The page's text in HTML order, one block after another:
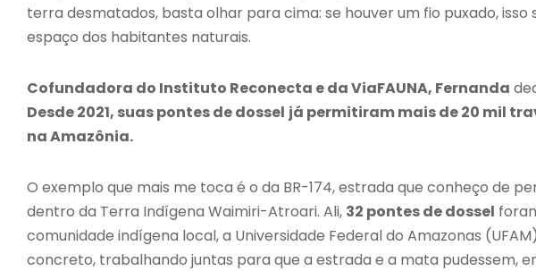
terra desmatados, basta olhar para cima: se houver um fio puxado,
espaço dos habitantes naturais.
Cofundadora do Instituto Reconecta e da ViaFAUNA, Fernanda
Desde 2021, suas pontes de dossel já permitiram mais de 20 mil
na Amazônia.
O exemplo que mais me toca é o da BR-174, estrada que conheço de
dentro da Terra Indígena Waimiri-Atroari. Ali, 32 pontes de dossel
comunidade indígena local, a Universidade Federal do Amazonas
concreto, trabalhando juntas para que a estrada e a mata pudessem,